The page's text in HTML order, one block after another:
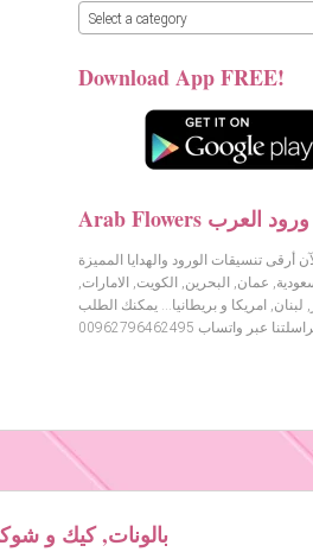
Select a category
Download App FREE!
Arab Flowers ورود العرب
أرقى تنسيقات الورود والهدايا المميزة
عمان, البحرين, الكويت, الامارات,
لبنان, امريكا و بريطانيا… يمكنك الطلب
عبر واتساب 00962796462495
بالونات, كيك و